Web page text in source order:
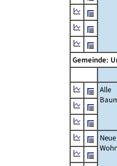
Gemeinde:
Alle
Neue